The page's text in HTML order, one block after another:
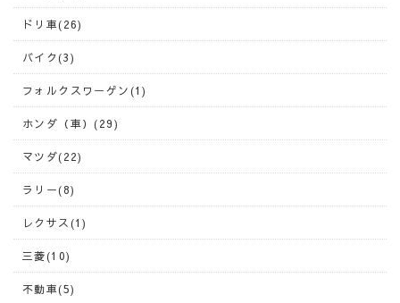
ドリ車(26)
バイク(3)
フォルクスワーゲン(1)
ホンダ（車）(29)
マツダ(22)
ラリー(8)
レクサス(1)
三菱(10)
不動車(5)